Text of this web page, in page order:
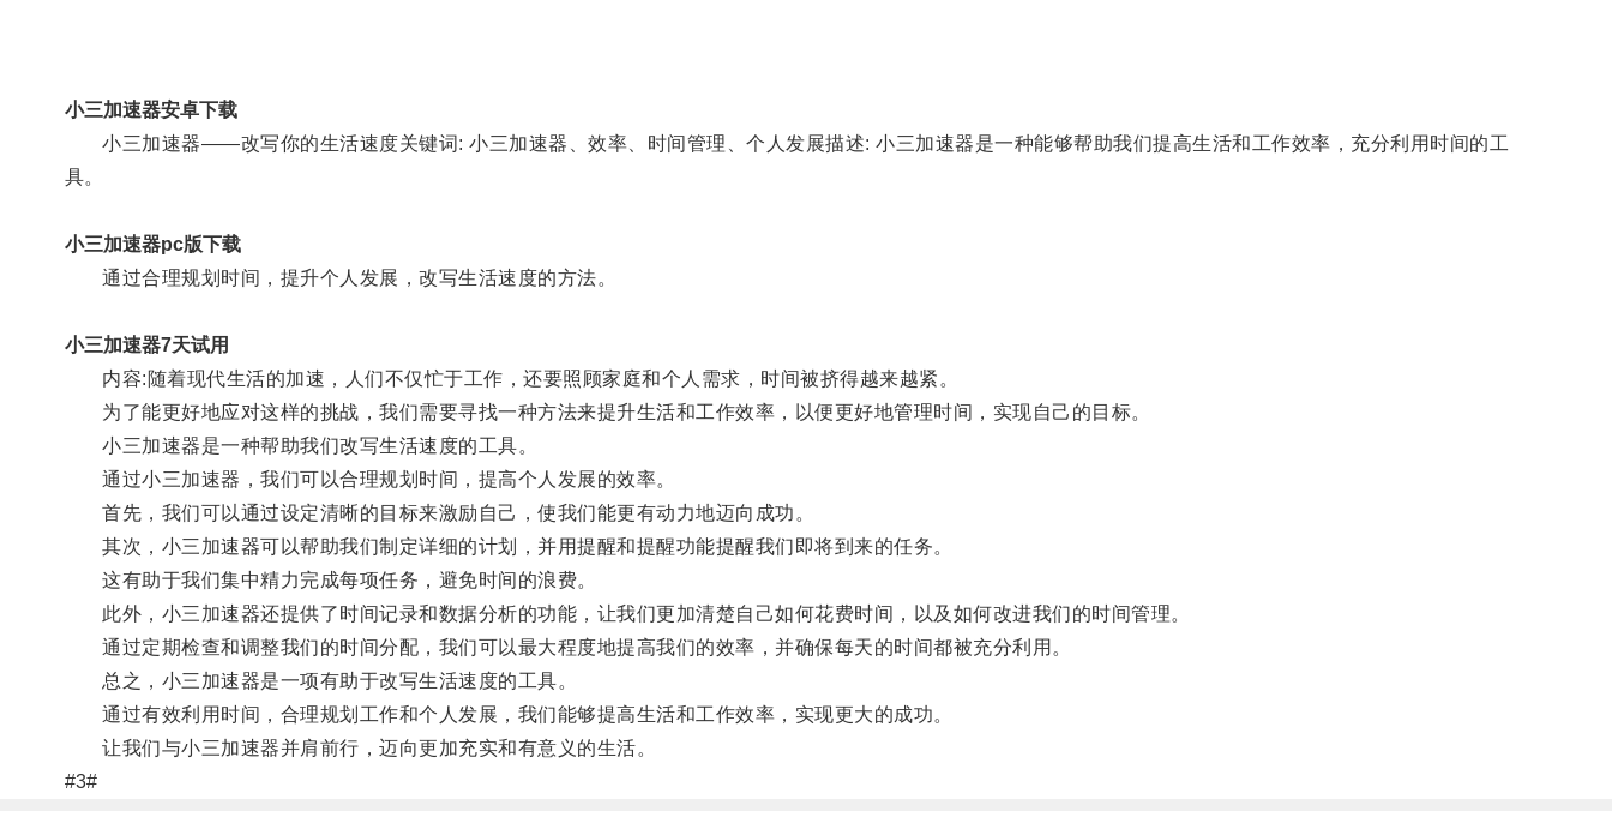
小三加速器安卓下载
小三加速器——改写你的生活速度关键词: 小三加速器、效率、时间管理、个人发展描述: 小三加速器是一种能够帮助我们提高生活和工作效率，充分利用时间的工
具。
小三加速器pc版下载
通过合理规划时间，提升个人发展，改写生活速度的方法。
小三加速器7天试用
内容:随着现代生活的加速，人们不仅忙于工作，还要照顾家庭和个人需求，时间被挤得越来越紧。
为了能更好地应对这样的挑战，我们需要寻找一种方法来提升生活和工作效率，以便更好地管理时间，实现自己的目标。
小三加速器是一种帮助我们改写生活速度的工具。
通过小三加速器，我们可以合理规划时间，提高个人发展的效率。
首先，我们可以通过设定清晰的目标来激励自己，使我们能更有动力地迈向成功。
其次，小三加速器可以帮助我们制定详细的计划，并用提醒和提醒功能提醒我们即将到来的任务。
这有助于我们集中精力完成每项任务，避免时间的浪费。
此外，小三加速器还提供了时间记录和数据分析的功能，让我们更加清楚自己如何花费时间，以及如何改进我们的时间管理。
通过定期检查和调整我们的时间分配，我们可以最大程度地提高我们的效率，并确保每天的时间都被充分利用。
总之，小三加速器是一项有助于改写生活速度的工具。
通过有效利用时间，合理规划工作和个人发展，我们能够提高生活和工作效率，实现更大的成功。
让我们与小三加速器并肩前行，迈向更加充实和有意义的生活。
#3#